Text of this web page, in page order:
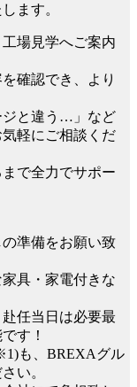
ます。
場見学へご案内
確認でき、より
ジと違う…」など
軽にご相談くだ
で全力でサポー
準備をお願い致
具・家電付きな
任当日は必要最
す！
も、BREXAグル
い。